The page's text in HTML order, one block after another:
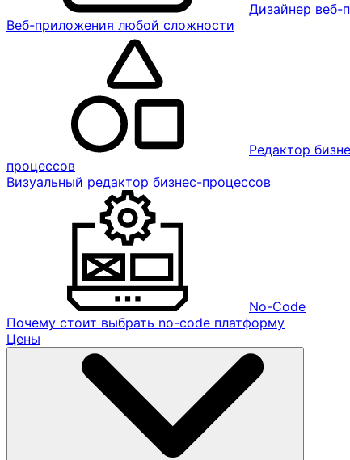
Дизайнер веб-
Веб-приложения любой сложности
Редактор
процессов
Визуальный редактор бизнес-процессов
No-Code
Почему стоит выбрать no-code платформу
Цены